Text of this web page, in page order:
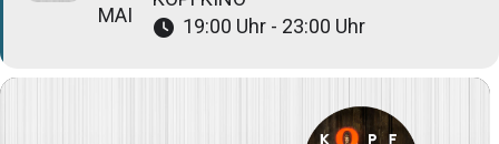
MAI
19:00 Uhr - 23:00 Uhr